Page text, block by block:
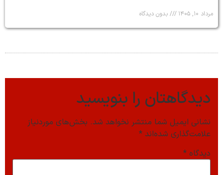
مرداد ۱۰, ۱۴۰۵ بدون دیدگاه
دیدگاهتان را بنویسید
نشانی ایمیل شما منتشر نخواهد شد. بخش‌های موردنیاز
علامت‌گذاری شده‌اند *
دیدگاه *